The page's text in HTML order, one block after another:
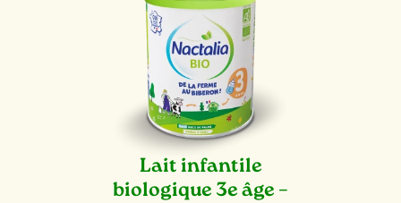
Lait infantile
biologique 3e âge –